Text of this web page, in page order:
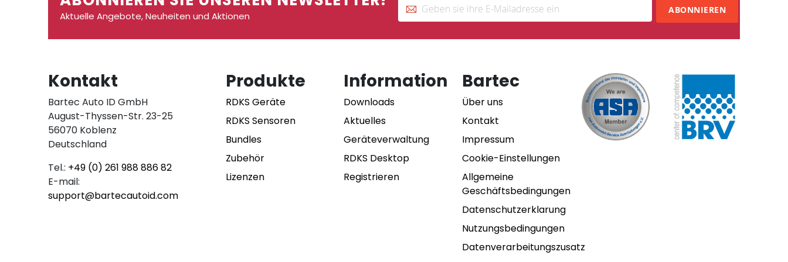
Aktuelle Angebote, Neuheiten und Aktionen
ABONNIEREN
Kontakt
Bartec Auto ID GmbH
August-Thyssen-Str. 23-25
56070 Koblenz
Deutschland
Tel.: +49 (0) 261 988 886 82
E-mail:
support@bartecautoid.com
Produkte
RDKS Geräte
RDKS Sensoren
Bundles
Zubehör
Lizenzen
Information
Downloads
Aktuelles
Geräteverwaltung
RDKS Desktop
Registrieren
Bartec
Über uns
Kontakt
Impressum
Cookie-Einstellungen
Allgemeine
Geschäftsbedingungen
Datenschutzerklarung
Nutzungsbedingungen
Datenverarbeitungszusatz